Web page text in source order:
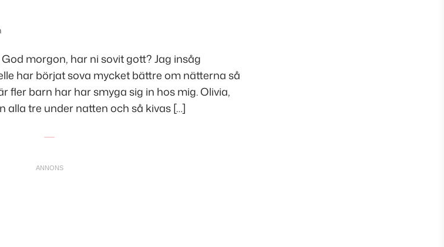
morgon, har ni sovit gott? Jag insåg
har börjat sova mycket bättre om nätterna så
fler barn har har smyga sig in hos mig. Olivia,
alla tre under natten och så kivas […]